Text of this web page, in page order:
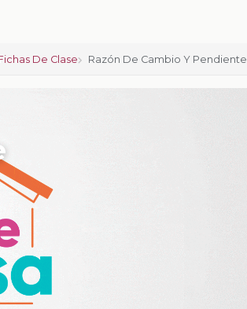
De Clase Razón De Cambio Y Pendiente